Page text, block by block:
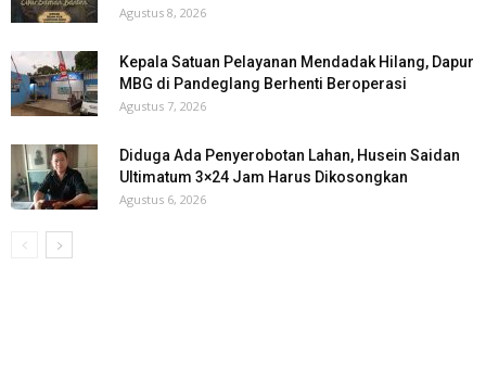
Agustus 8, 2026
Kepala Satuan Pelayanan Mendadak Hilang, Dapur
MBG di Pandeglang Berhenti Beroperasi
Agustus 7, 2026
Diduga Ada Penyerobotan Lahan, Husein Saidan
Ultimatum 3×24 Jam Harus Dikosongkan
Agustus 6, 2026